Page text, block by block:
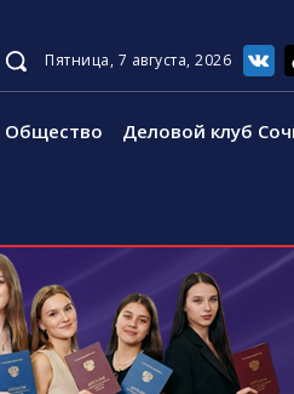
Пятница, 7 августа, 2026
Общество Деловой клуб